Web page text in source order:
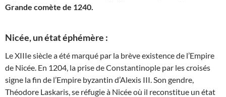
Grande comète de 1240.
Nicée, un état éphémère :
Le XIIIe siècle a été marqué par la brève existence de l’Empire
de Nicée. En 1204, la prise de Constantinople par les croisés
signe la fin de l’Empire byzantin d’Alexis III. Son gendre,
Théodore Laskaris, se réfugie à Nicée où il reconstitue un état